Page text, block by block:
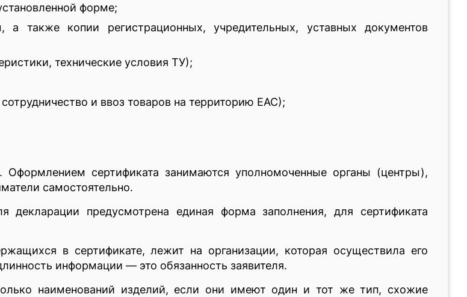
форме;
также копии регистрационных, учредительных, уставных документов
технические условия ТУ);
и ввоз товаров на территорию ЕАС);
сертификата занимаются уполномоченные органы (центры),
самостоятельно.
предусмотрена единая форма заполнения, для сертификата
в сертификате, лежит на организации, которая осуществила его
информации — это обязанность заявителя.
наименований изделий, если они имеют один и тот же тип, схожие